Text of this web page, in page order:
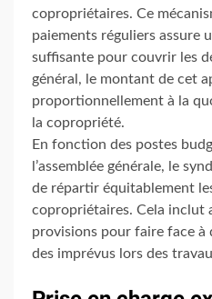
copropriétaires. Ce
paiements réguliers assure
suffisante pour couvrir les
général, le montant de cet
proportionnellement à la
la copropriété.
En fonction des postes
l’assemblée générale, le
de répartir équitablement
copropriétaires. Cela inclut
provisions pour faire face à
des imprévus lors des